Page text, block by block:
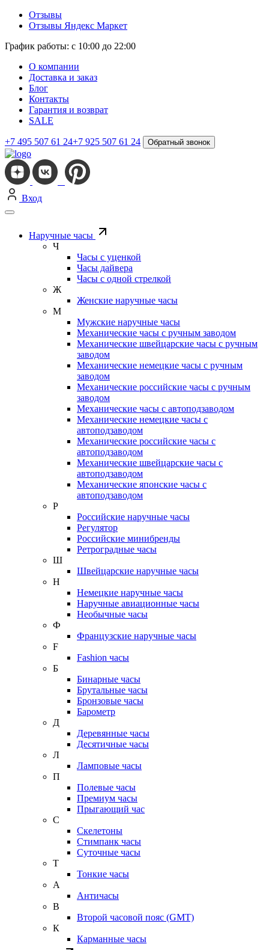
Отзывы
Отзывы Яндекс Маркет
График работы: с 10:00 до 22:00
О компании
Доставка и заказ
Блог
Контакты
Гарантия и возврат
SALE
+7 495 507 61 24+7 925 507 61 24 Обратный звонок
Вход
Наручные часы
Ч
Часы с уценкой
Часы дайвера
Часы с одной стрелкой
Ж
Женские наручные часы
М
Мужские наручные часы
Механические часы с ручным заводом
Механические швейцарские часы с ручным
заводом
Механические немецкие часы с ручным
заводом
Механические российские часы с ручным
заводом
Механические часы с автоподзаводом
Механические немецкие часы с
автоподзаводом
Механические российские часы с
автоподзаводом
Механические швейцарские часы с
автоподзаводом
Механические японские часы с
автоподзаводом
Р
Российские наручные часы
Регулятор
Российские минибренды
Ретроградные часы
Ш
Швейцарские наручные часы
Н
Немецкие наручные часы
Наручные авиационные часы
Необычные часы
Ф
Французские наручные часы
F
Fashion часы
Б
Бинарные часы
Брутальные часы
Бронзовые часы
Барометр
Д
Деревянные часы
Десятичные часы
Л
Ламповые часы
П
Полевые часы
Премиум часы
Прыгающий час
С
Скелетоны
Стимпанк часы
Суточные часы
Т
Тонкие часы
А
Античасы
В
Второй часовой пояс (GMT)
К
Карманные часы